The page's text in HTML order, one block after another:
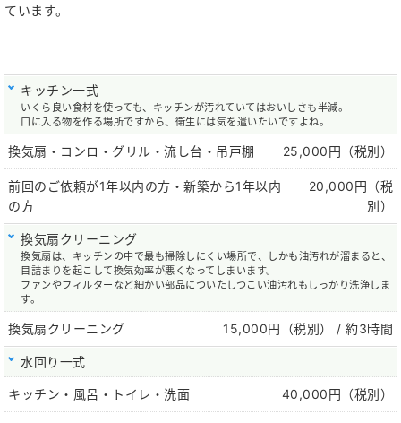
ています。
キッチン一式
いくら良い食材を使っても、キッチンが汚れていてはおいしさも半減。
口に入る物を作る場所ですから、衛生には気を遣いたいですよね。
換気扇・コンロ・グリル・流し台・吊戸棚 25,000円（税別）
前回のご依頼が1年以内の方・新築から1年以内
の方
20,000円（税
別）
換気扇クリーニング
換気扇は、キッチンの中で最も掃除しにくい場所で、しかも油汚れが溜まると、
目詰まりを起こして換気効率が悪くなってしまいます。
ファンやフィルターなど細かい部品についたしつこい油汚れもしっかり洗浄しま
す。
換気扇クリーニング 15,000円（税別） / 約3時間
水回り一式
キッチン・風呂・トイレ・洗面 40,000円（税別）